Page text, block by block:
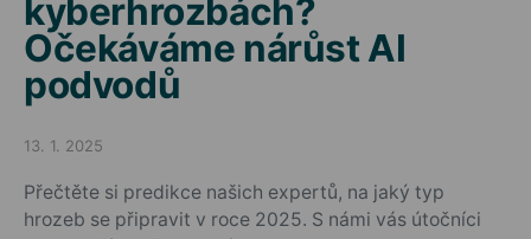
kyberhrozbách?
Očekáváme nárůst AI
podvodů
Posted on
13. 1. 2025
Přečtěte si predikce našich expertů, na jaký typ
hrozeb se připravit v roce 2025. S námi vás útočníci